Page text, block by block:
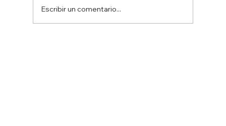
Escribir un comentario...